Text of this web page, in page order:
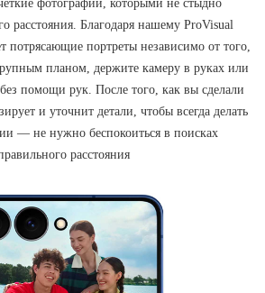
фотографии, которыми не стыдно
расстояния. Благодаря нашему ProVisual
потрясающие портреты независимо от того,
планом, держите камеру в руках или
без помощи рук. После того, как вы сделали
и уточнит детали, чтобы всегда делать
— не нужно беспокоиться в поисках
расстояния